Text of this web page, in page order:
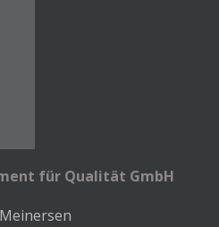
für Qualität GmbH